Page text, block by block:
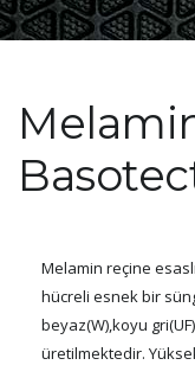
Melamin reçine
hücreli esnek bir
beyaz(W),koyu
üretilmektedir.